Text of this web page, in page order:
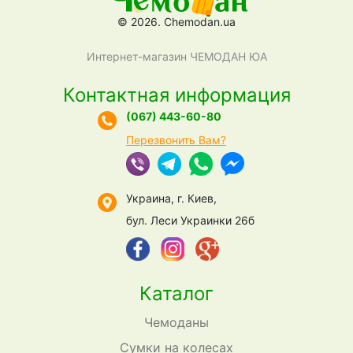
© 2026. Chemodan.ua
Интернет-магазин ЧЕМОДАН ЮА
Каталог
Чемоданы
Сумки на колесах
Контактная информация
(067) 443-60-80
Перезвонить Вам?
Украина, г. Киев,
бул. Леси Украинки 26б